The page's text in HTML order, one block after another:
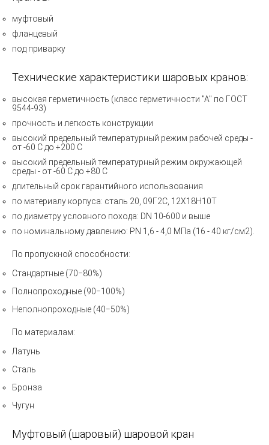
муфтовый
фланцевый
под приварку
Технические характеристики шаровых кранов:
высокая герметичность (класс герметичности "А" по ГОСТ
9544-93)
прочность и легкость конструкции
высокий предельный температурный режим рабочей среды -
от -60 С до +200 С
высокий предельный температурный режим окружающей
среды - от -60 С до +80 С
длительный срок гарантийного использования
по материалу корпуса: сталь 20, 09Г2С, 12Х18Н10Т
по диаметру условного похода: DN 10-600 и выше
по номинальному давлению: PN 1,6 - 4,0 МПа (16 - 40 кг/см2).
По пропускной способности:
Стандартные (70−80%)
Полнопроходные (90−100%)
Неполнопроходные (40−50%)
По материалам:
Латунь
Сталь
Бронза
Чугун
Муфтовый (шаровый) шаровой кран